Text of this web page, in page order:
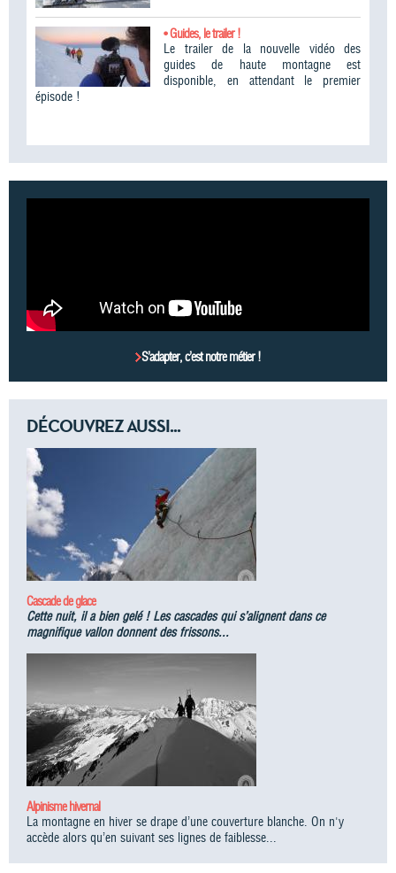
• Guides, le trailer !
Le trailer de la nouvelle vidéo des
guides de haute montagne est
disponible, en attendant le premier
épisode !
S’adapter, c’est notre métier !
DÉCOUVREZ AUSSI...
Cascade de glace
Cette nuit, il a bien gelé ! Les cascades qui s’alignent dans ce
magnifique vallon donnent des frissons...
Alpinisme hivernal
La montagne en hiver se drape d’une couverture blanche. On n'y
accède alors qu’en suivant ses lignes de faiblesse...